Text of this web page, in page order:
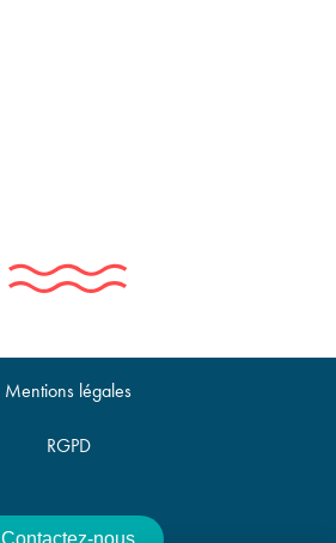
Mentions légales
RGPD
Contactez-nous